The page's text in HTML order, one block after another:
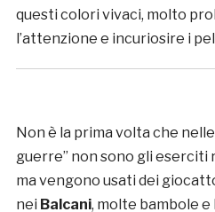
questi colori vivaci, molto
l’attenzione e incuriosire i
Non è la prima volta che
guerre” non sono gli
ma vengono usati dei
nei Balcani, molte bambole